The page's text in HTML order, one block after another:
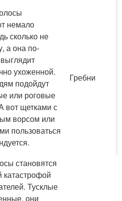
немало
сколько не
а она по-
ухоженной.
подойдут
или роговые
вот щетками с
ворсом или
пользоваться
Гребни
становятся
катастрофой
Тусклые
они